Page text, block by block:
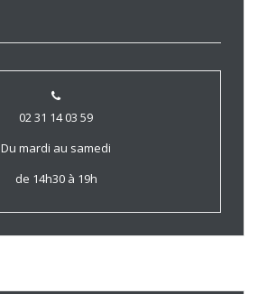
02 31 14 03 59
Du mardi au samedi
de 14h30 à 19h